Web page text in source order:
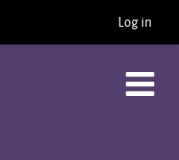
Log in